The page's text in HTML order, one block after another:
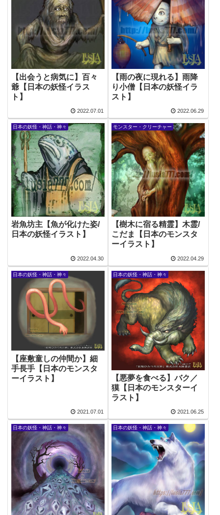
【出会うと病気に】百々
爺【日本の妖怪イラス
ト】
2022.07.01
【雨の夜に現れる】雨降
り小僧【日本の妖怪イラ
スト】
2022.06.29
日本の妖怪・神話・神々
岩魚坊主【魚が化けた姿/
日本の妖怪イラスト】
2022.04.30
モンスター・クリーチャー
【樹木に宿る精霊】木霊/
こだま【日本のモンスタ
ーイラスト】
2022.04.29
日本の妖怪・神話・神々
【座敷童しの仲間か】細
手長手【日本のモンスタ
ーイラスト】
2021.07.01
日本の妖怪・神話・神々
【悪夢を食べる】バク／
獏【日本のモンスターイ
ラスト】
2021.06.25
日本の妖怪・神話・神々 日本の妖怪・神話・神々